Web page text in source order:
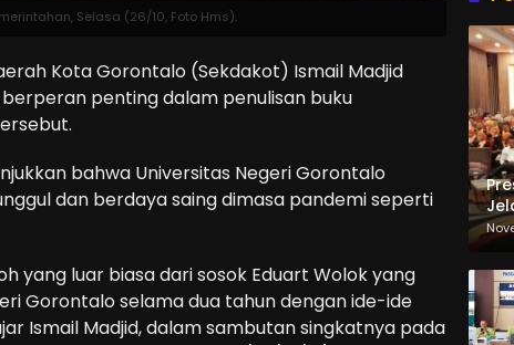
Selasa (26/10, Foto Hms).
Kota Gorontalo (Sekdakot) Ismail Madjid
penting dalam penulisan buku
bahwa Universitas Negeri Gorontalo
dan berdaya saing dimasa pandemi seperti
yang luar biasa dari sosok Eduart Wolok yang
Gorontalo selama dua tahun dengan ide-ide
Ismail Madjid, dalam sambutan singkatnya pada